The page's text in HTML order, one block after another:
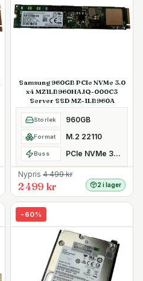
Samsung 960GB PCIe NVMe 3.0
x4 MZ1LB960HAJQ-000C3
Server SSD MZ-1LB960A
Storlek 960GB
Format M.2 22110
Buss PCIe NVMe 3.0 x4
Nypris 4 499kr
2 499 kr 2 i lager
- 60%